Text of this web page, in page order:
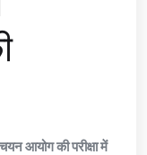
आयोग की परीक्षा में